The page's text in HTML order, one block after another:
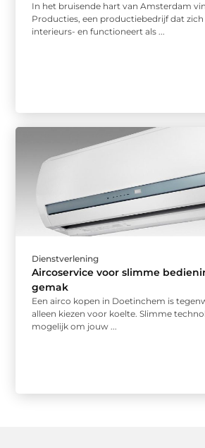
In het bruisende hart van Amsterdam
Producties, een productiebedrijf dat zich
interieurs- en functioneert als ...
Dienstverlening
Aircoservice voor slimme
gemak
Een airco kopen in Doetinchem is
alleen kiezen voor koelte. Slimme
mogelijk om jouw ...